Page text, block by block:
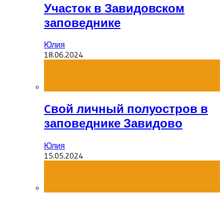
Участок в Завидовском
заповеднике
Юлия
18.06.2024
Cвой личный полуостров в
заповеднике Завидово
Юлия
15.05.2024